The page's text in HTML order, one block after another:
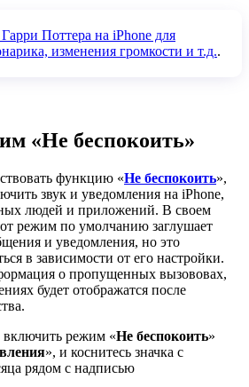
Поттера на iPhone для
изменения громкости и т.д..
«Не беспокоить»
функцию «Не беспокоить»,
звук и уведомления на iPhone,
людей и приложений. В своем
режим по умолчанию заглушает
и уведомления, но это
в зависимости от его настройки.
о пропущенных вызововах,
будет отображатся после
включить режим «Не беспокоить»
», и коснитесь значка с
рядом с надписью